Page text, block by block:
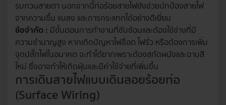
รบกวนสายตา นอกจากนี้ท่อร้อยสายไฟยังช่วยปกป้องสายไฟ
จากความชื้น แมลง และการกระแทกได้อย่างดีเยี่ยม
ข้อจำกัด : มีขั้นตอนการทำงานที่ซับซ้อนและต้องใช้ช่างที่มี
ความชำนาญสูง หากเกิดปัญหาไฟช็อต ไฟรั่ว หรือต้องการเพิ่ม
จุดปลั๊กไฟในอนาคต จะทำได้ยากเพราะต้องสกัดผนังและฉาบสี
ใหม่ ซึ่งอาจทำให้เกิดฝุ่นและมีค่าใช้จ่ายที่เพิ่มขึ้น
การเดินสายไฟแบบเดินลอยร้อยท่อ
(Surface Wiring)